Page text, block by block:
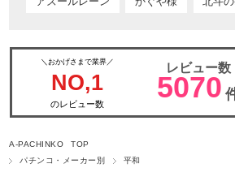
＼おかげさまで業界／
NO,1
のレビュー数
レビュー数
5070
A-PACHINKO TOP
パチンコ・メーカー別
平和